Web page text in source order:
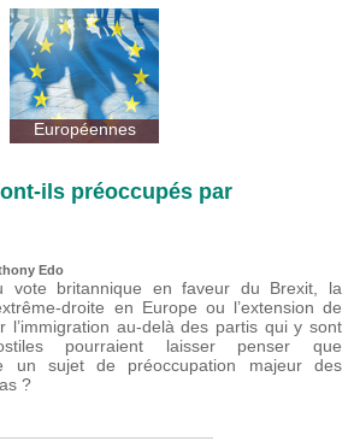
Européennes
ils préoccupés par
Edo
vote britannique en faveur du Brexit, la
droite en Europe ou l’extension de
l’immigration au-delà des partis qui y sont
pourraient laisser penser que
un sujet de préoccupation majeur des
?